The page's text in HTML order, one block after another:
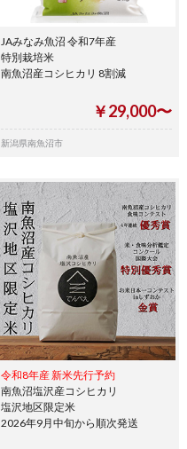
JAみなみ魚沼 令和7年産
特別栽培米
南魚沼産コシヒカリ 8割減
￥29,000〜
新潟県南魚沼市
令和8年産 新米先行予約
南魚沼塩沢産コシヒカリ
塩沢地区限定米
2026年9月中旬から順次発送